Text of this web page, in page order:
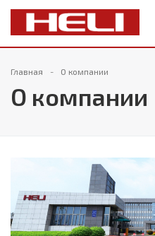
Главная О компании
О компании